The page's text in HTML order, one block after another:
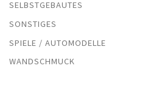
SELBSTGEBAUTES
SONSTIGES
SPIELE / AUTOMODELLE
WANDSCHMUCK